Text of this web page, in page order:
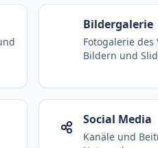
Bildergalerie
Fotogalerie
Bildern und
Social Media
Kanäle und